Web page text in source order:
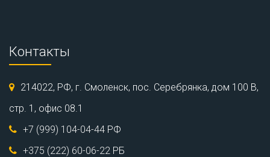
Контакты
214022, РФ, г. Смоленск, пос. Серебрянка, дом 100 В,
стр. 1, офис 08.1
+7 (999) 104-04-44 РФ
+375 (222) 60-06-22 РБ